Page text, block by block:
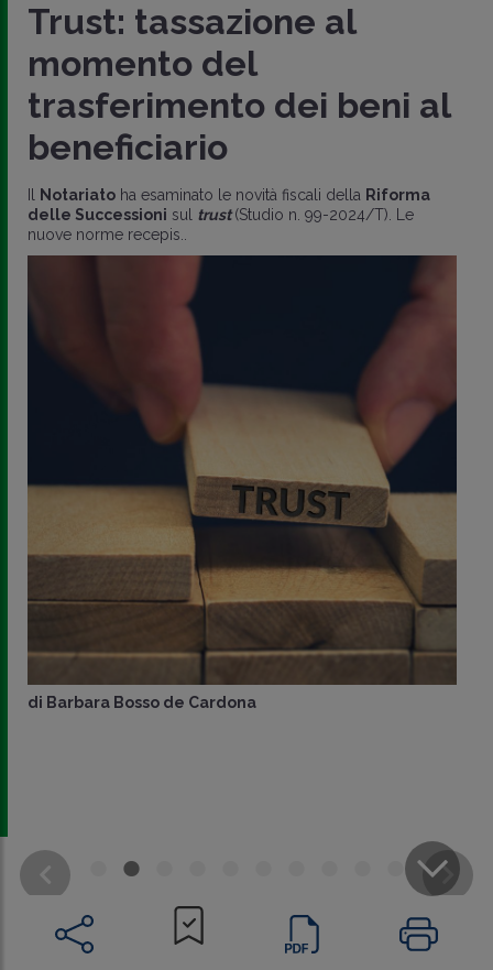
CONDIVIDI
Trust: tassazione al
momento del
trasferimento dei beni al
beneficiario
Il Notariato ha esaminato le novità fiscali della Riforma
delle Successioni sul trust(Studio n. 99-2024/T). Le
nuove norme recepis..
di Barbara Bosso de Cardona